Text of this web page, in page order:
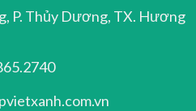
P. Thủy Dương, TX. Hương